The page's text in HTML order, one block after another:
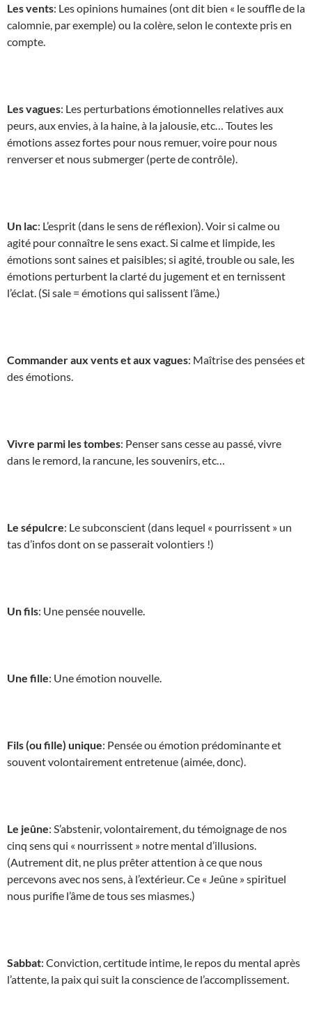
Les vents: Les opinions humaines (ont dit bien « le souffle de la
calomnie, par exemple) ou la colère, selon le contexte pris en
compte.
Les vagues: Les perturbations émotionnelles relatives aux
peurs, aux envies, à la haine, à la jalousie, etc… Toutes les
émotions assez fortes pour nous remuer, voire pour nous
renverser et nous submerger (perte de contrôle).
Un lac: L’esprit (dans le sens de réflexion). Voir si calme ou
agité pour connaître le sens exact. Si calme et limpide, les
émotions sont saines et paisibles; si agité, trouble ou sale, les
émotions perturbent la clarté du jugement et en ternissent
l’éclat. (Si sale = émotions qui salissent l’âme.)
Commander aux vents et aux vagues: Maîtrise des pensées et
des émotions.
Vivre parmi les tombes: Penser sans cesse au passé, vivre
dans le remord, la rancune, les souvenirs, etc…
Le sépulcre: Le subconscient (dans lequel « pourrissent » un
tas d’infos dont on se passerait volontiers !)
Un fils: Une pensée nouvelle.
Une fille: Une émotion nouvelle.
Fils (ou fille) unique: Pensée ou émotion prédominante et
souvent volontairement entretenue (aimée, donc).
Le jeûne: S’abstenir, volontairement, du témoignage de nos
cinq sens qui « nourrissent » notre mental d’illusions.
(Autrement dit, ne plus prêter attention à ce que nous
percevons avec nos sens, à l’extérieur. Ce « Jeûne » spirituel
nous purifie l’âme de tous ses miasmes.)
Sabbat: Conviction, certitude intime, le repos du mental après
l’attente, la paix qui suit la conscience de l’accomplissement.